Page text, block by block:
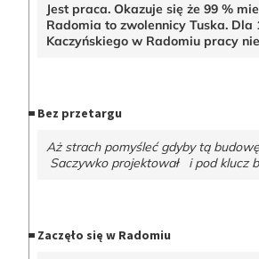
Jest praca. Okazuje się że 99 %
Radomia to zwolennicy Tuska. Dla
Kaczyńskiego w Radomiu pracy
Bez przetargu
Aż strach pomyśleć gdyby tą
Saczywko projektował i pod klucz
Zaczęło się w Radomiu